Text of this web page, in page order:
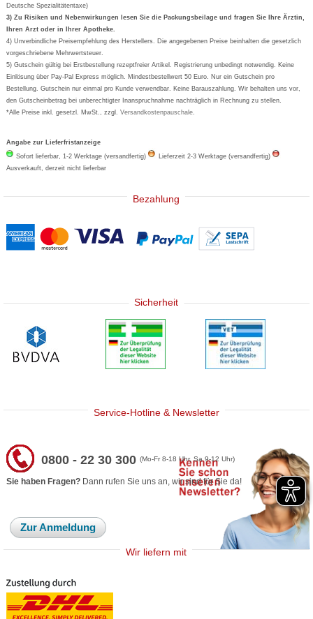
Formoline
Wick
Eucerin
Basica
Deutsche Spezialitätentaxe)
3) Zu Risiken und Nebenwirkungen lesen Sie die Packungsbeilage und fragen Sie Ihre Ärztin,
Ihren Arzt oder in Ihrer Apotheke.
4) Unverbindliche Preisempfehlung des Herstellers. Die angegebenen Preise beinhalten die gesetzlich
vorgeschriebene Mehrwertsteuer.
5) Gutschein gültig bei Erstbestellung rezeptfreier Artikel. Registrierung unbedingt notwendig. Keine
Einlösung über Pay-Pal Express möglich. Mindestbestellwert 50 Euro. Nur ein Gutschein pro
Bestellung. Gutschein nur einmal pro Kunde verwendbar. Keine Barauszahlung. Wir behalten uns vor,
den Gutscheinbetrag bei unberechtigter Inanspruchnahme nachträglich in Rechnung zu stellen.
*Alle Preise inkl. gesetzl. MwSt., zzgl.Versandkostenpauschale.
Angabe zur Lieferfristanzeige
Sofort lieferbar, 1-2 Werktage (versandfertig)
Lieferzeit 2-3 Werktage (versandfertig)
Ausverkauft, derzeit nicht lieferbar
Bezahlung
Sicherheit
Service-Hotline & Newsletter
0800 - 22 30 300(Mo-Fr 8-18 Uhr, Sa 9-12 Uhr)
Sie haben Fragen? Dann rufen Sie uns an, wir sind für Sie da!
Zur Anmeldung
Wir liefern mit